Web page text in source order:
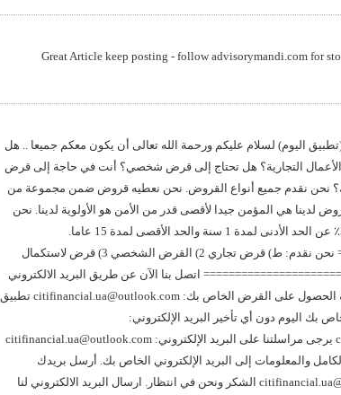
Great Article keep posting - follow advisorymandi.com for
اليوم) لسلام عليكم ورحمة الله تعالى أن يكون معكم جميعا .. هل
الأعمال التجارية؟ هل تحتاج إلى قرض شخصي؟ أنت في حاجة إلى قرض
نحن نقدم جميع أنواع القروض. نحن نعطيه قروض ضمن مجموعة من
$ إلى 1،000،000 $. قروض لدينا هي المؤمن جيدا لأقصى قدر من الأمن هو الأولوية لدينا. نحن
نعطيه قرض مع سعر الفائدة 3٪ عن الحد الأدنى لمدة 1 سنة والحد الأقصى لمدة 15 عاما.
======================= نحن نقدم: ط) قرض تجاري 2) القرض الشخصي 3) قرض لاستكمال
======================== اتصل بنا الآن عن طريق البريد الالكتروني
لمزيد من التفاصيل حول كيفية الحصول على القرض الخاص بك: citifinancial.ua@outlook.com تطبيق
بك اليوم دون أي تأخير البريد الإلكتروني:
citifinancial.ua@outlook.com يرجى مراسلتنا على البريد الإلكتروني: citifinancial.ua@outlook.com
والمعلومات إلى البريد الإلكتروني الخاص بك. أرسل بريدك
الإلكتروني الآن: citifinancial.ua@outlook.com الشكر ونحن في انتظار. ارسال البريد الالكتروني لنا